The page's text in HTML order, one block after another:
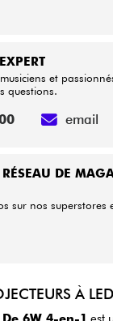
DE
sur nos superstores
et
questions.
email
À